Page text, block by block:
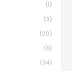
(1)
(3)
(20)
(5)
(34)